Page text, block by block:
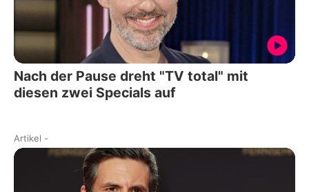
Nach der Pause dreht "TV total" mit
diesen zwei Specials auf
Artikel -